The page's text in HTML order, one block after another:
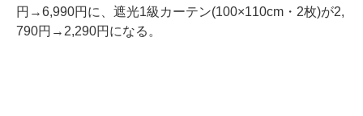
円→6,990円に、遮光1級カーテン(100×110cm・2枚)が2,
790円→2,290円になる。